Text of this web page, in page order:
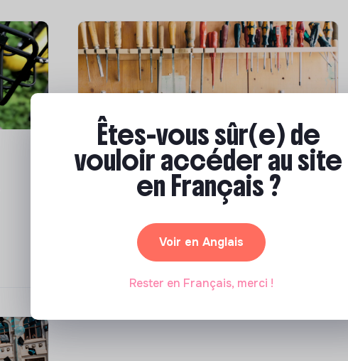
Compétences & formations
Comment se former à la
transition écologique ?
Marianne Roussel 09 janvier 2024
Êtes-vous sûr(e) de
vouloir accéder au site
en Français ?
Voir en Anglais
Rester en Français, merci !